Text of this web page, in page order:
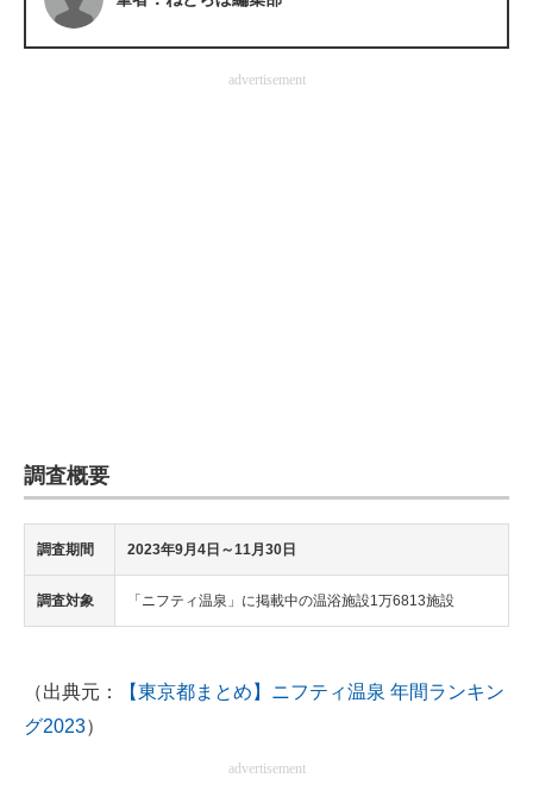
ITエンジニア向け専門サイト
企業向けIT製品の総合サイト
ちょっと気になるネットの話題
advertisement
調査概要
調査期間 2023年9月4日～11月30日
調査対象 「ニフティ温泉」に掲載中の温浴施設1万6813施設
（出典元：
【東京都まとめ】ニフティ温泉 年間ランキン
グ2023）
advertisement